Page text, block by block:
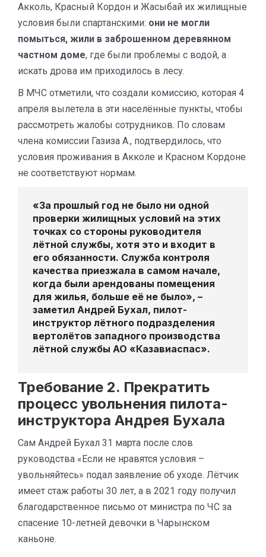
Акколь, Красный Кордон и Жасыбай их жилищные
условия были спартанскими: они не могли
помыться, жили в заброшенном деревянном
частном доме, где были проблемы с водой, а
искать дрова им приходилось в лесу.
В МЧС отметили, что создали комиссию, которая 4
апреля вылетела в эти населённые пункты, чтобы
рассмотреть жалобы сотрудников. По словам
члена комиссии Газиза А., подтвердилось, что
условия проживания в Акколе и Красном Кордоне
не соответствуют нормам.
«За прошлый год не было ни одной
проверки жилищных условий на этих
точках со стороны руководителя
лётной службы, хотя это и входит в
его обязанности. Служба контроля
качества приезжала в самом начале,
когда были арендованы помещения
для жилья, больше её не было», –
заметил Андрей Бухал, пилот-
инструктор лётного подразделения
вертолётов западного производства
лётной службы АО «Казавиаспас».
Требование 2. Прекратить
процесс увольнения пилота-
инструктора Андрея Бухала
Сам Андрей Бухал 31 марта после слов
руководства «Если не нравятся условия –
увольняйтесь» подал заявление об уходе. Лётчик
имеет стаж работы 30 лет, а в 2021 году получил
благодарственное письмо от министра по ЧС за
спасение 10-летней девочки в Чарынском
каньоне.